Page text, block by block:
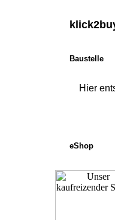
Baustelle
Hier
eShop